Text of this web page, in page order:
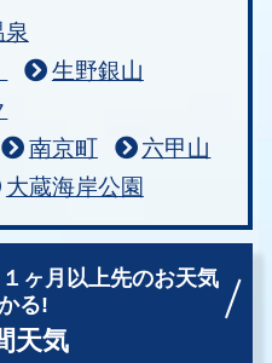
生野銀山
南京町
六甲山
大蔵海岸公園
１ヶ月以上先のお天気
る!
天気